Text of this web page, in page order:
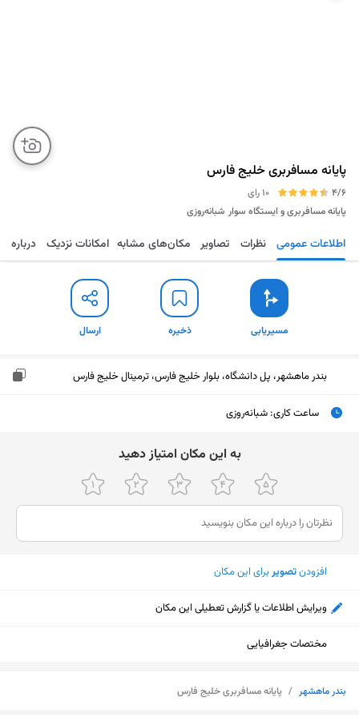
پایانه مسافربری خلیج فارس
4/6
10 رای
پایانه مسافربری و ایستگاه سوار شبانه‌روزی
مسیریابی ذخیره ارسال اطلاعات عمومی نظرات تصاویر مکان‌های مشابه امکانات نزدیک درباره
مسیریابی ذخیره ارسال
بندر ماهشهر، پل دانشگاه، بلوار خلیج فارس، ترمینال خلیج فارس
ساعت کاری: شبانه‌روزی
ﺑﻪ اﯾﻦ ﻣﮑﺎن اﻣﺘﯿﺎز دﻫﯿﺪ
افزودنتصویربرای این مکان
ویرایش اطلاعات یا گزارش تعطیلی این مکان
مختصات جغرافیایی
بندر ماهشهر / پایانه مسافربری خلیج فارس